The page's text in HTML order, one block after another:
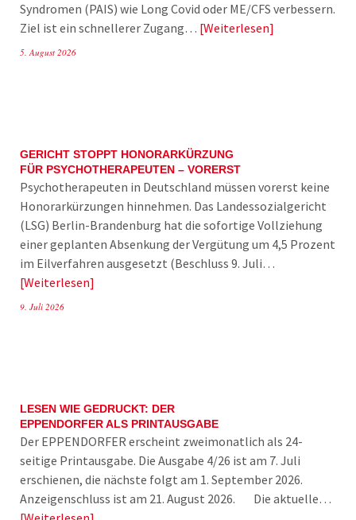
Syndromen (PAIS) wie Long Covid oder ME/CFS verbessern.
Ziel ist ein schnellerer Zugang… Weiterlesen
5. August 2026
GERICHT STOPPT HONORARKÜRZUNG
FÜR PSYCHOTHERAPEUTEN – VORERST
Psychotherapeuten in Deutschland müssen vorerst keine
Honorarkürzungen hinnehmen. Das Landessozialgericht
(LSG) Berlin-Brandenburg hat die sofortige Vollziehung
einer geplanten Absenkung der Vergütung um 4,5 Prozent
im Eilverfahren ausgesetzt (Beschluss 9. Juli…
Weiterlesen
9. Juli 2026
LESEN WIE GEDRUCKT: DER
EPPENDORFER ALS PRINTAUSGABE
Der EPPENDORFER erscheint zweimonatlich als 24-
seitige Printausgabe. Die Ausgabe 4/26 ist am 7. Juli
erschienen, die nächste folgt am 1. September 2026.
Anzeigenschluss ist am 21. August 2026. Die aktuelle…